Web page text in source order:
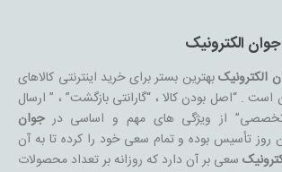
الکترونیک
الکترونیکبهترین بستر برای خرید اینترنتی کالاهای
است . “اصل بودن کالا ، “گارانتی بازگشت” ، ” ارسال
تخصصی” از ویژگی های مهم و اساسی درجوان
تأسیس بوده و تمام سعی خود را کرده تا به آن
سعی بر آن دارد که روزانه بر تعداد محصولات